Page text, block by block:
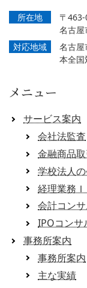
所在地
〒
名古
対応地域
名古屋
本全国
メニュー
サービス案内
会社法監査
金融商品
学校法人
経理業務
会計コン
IPOコンサ
事務所案内
事務所案内
主な実績